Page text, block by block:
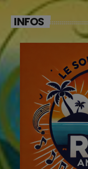
INFOS